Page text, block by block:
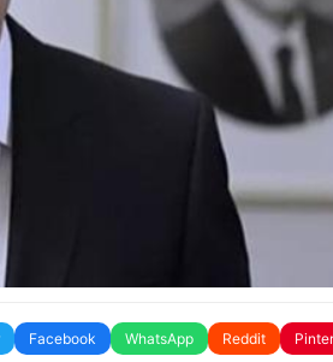
Facebook WhatsApp Reddit